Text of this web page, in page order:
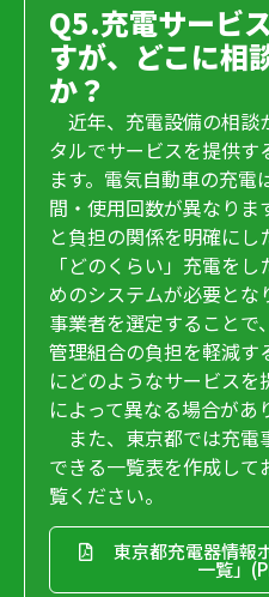
Q5.充電サービ
すが、どこに相
か？
近年、充電設備の相談
タルでサービスを提供す
ます。電気自動車の充
間・使用回数が異なりま
と負担の関係を明確にし
「どのくらい」充電を
めのシステムが必要とな
事業者を選定することで
管理組合の負担を軽減す
にどのようなサービス
によって異なる場合があ
また、東京都では充電
できる一覧表を作成し
覧ください。
東京都充電器情報
一覧」